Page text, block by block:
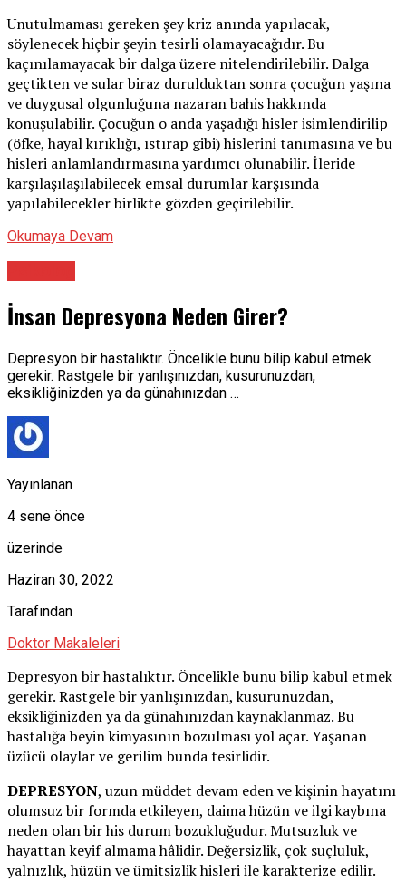
Unutulmaması gereken şey kriz anında yapılacak,
söylenecek hiçbir şeyin tesirli olamayacağıdır. Bu
kaçınılamayacak bir dalga üzere nitelendirilebilir. Dalga
geçtikten ve sular biraz durulduktan sonra çocuğun yaşına
ve duygusal olgunluğuna nazaran bahis hakkında
konuşulabilir. Çocuğun o anda yaşadığı hisler isimlendirilip
(öfke, hayal kırıklığı, ıstırap gibi) hislerini tanımasına ve bu
hisleri anlamlandırmasına yardımcı olunabilir. İleride
karşılaşılaşılabilecek emsal durumlar karşısında
yapılabilecekler birlikte gözden geçirilebilir.
Okumaya Devam
İnsan Depresyona Neden Girer?
Depresyon bir hastalıktır. Öncelikle bunu bilip kabul etmek
gerekir. Rastgele bir yanlışınızdan, kusurunuzdan,
eksikliğinizden ya da günahınızdan …
Yayınlanan
4 sene önce
üzerinde
Haziran 30, 2022
Tarafından
Doktor Makaleleri
Depresyon bir hastalıktır. Öncelikle bunu bilip kabul etmek
gerekir. Rastgele bir yanlışınızdan, kusurunuzdan,
eksikliğinizden ya da günahınızdan kaynaklanmaz. Bu
hastalığa beyin kimyasının bozulması yol açar. Yaşanan
üzücü olaylar ve gerilim bunda tesirlidir.
DEPRESYON, uzun müddet devam eden ve kişinin hayatını
olumsuz bir formda etkileyen, daima hüzün ve ilgi kaybına
neden olan bir his durum bozukluğudur. Mutsuzluk ve
hayattan keyif almama hâlidir. Değersizlik, çok suçluluk,
yalnızlık, hüzün ve ümitsizlik hisleri ile karakterize edilir.